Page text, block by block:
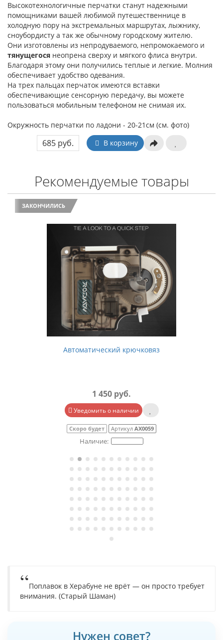
Высокотехнологичные перчатки станут надежными
помощниками вашей любимой путешественнице в
холодную пору на экстремальных маршрутах, лыжнику,
сноубордисту а так же обычному городскому жителю.
Они изготовлены из непродуваемого, непромокаемого и
тянущегося неопрена сверху и мягкого флиса внутри.
Благодаря этому они получились теплые и легкие. Молния
обеспечивает удобство одевания.
На трех пальцах перчаток имеются вставки
обеспечивающие сенсорную передачу, вы можете
пользоваться мобильным телефоном не снимая их.
Окружность перчатки по ладони - 20-21см (см. фото)
685 руб. В корзину
Рекомендуемые товары
ЗАКОНЧИЛИСЬ
Автоматический крючковяз
1 450 руб.
Уведомить о наличии
Скоро будет Артикул АХ0059
Поплавок в Херабуне не врёт — он просто требует
внимания. (Старый Шаман)
Нужен совет?